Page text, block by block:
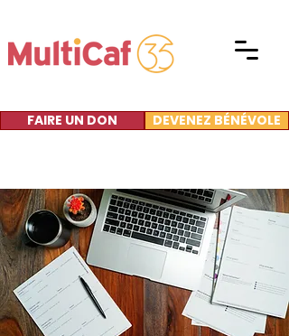
FAIRE UN DON DEVENEZ BÉNÉVOLE